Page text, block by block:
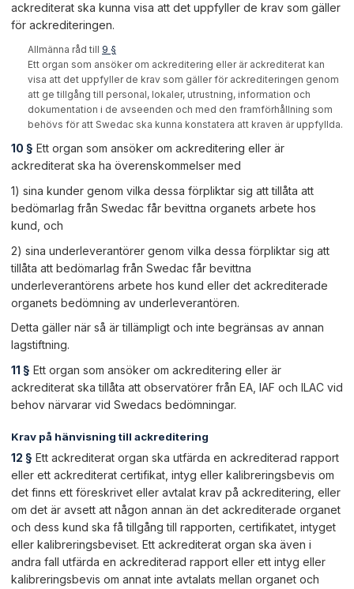
ackrediterat ska kunna visa att det uppfyller de krav som gäller
för ackrediteringen.
Allmänna råd till 9 §
Ett organ som ansöker om ackreditering eller är ackrediterat kan
visa att det uppfyller de krav som gäller för ackrediteringen genom
att ge tillgång till personal, lokaler, utrustning, information och
dokumentation i de avseenden och med den framförhållning som
behövs för att Swedac ska kunna konstatera att kraven är uppfyllda.
10 § Ett organ som ansöker om ackreditering eller är
ackrediterat ska ha överenskommelser med
1) sina kunder genom vilka dessa förpliktar sig att tillåta att
bedömarlag från Swedac får bevittna organets arbete hos
kund, och
2) sina underleverantörer genom vilka dessa förpliktar sig att
tillåta att bedömarlag från Swedac får bevittna
underleverantörens arbete hos kund eller det ackrediterade
organets bedömning av underleverantören.
Detta gäller när så är tillämpligt och inte begränsas av annan
lagstiftning.
11 § Ett organ som ansöker om ackreditering eller är
ackrediterat ska tillåta att observatörer från EA, IAF och ILAC vid
behov närvarar vid Swedacs bedömningar.
Krav på hänvisning till ackreditering
12 § Ett ackrediterat organ ska utfärda en ackrediterad rapport
eller ett ackrediterat certifikat, intyg eller kalibreringsbevis om
det finns ett föreskrivet eller avtalat krav på ackreditering, eller
om det är avsett att någon annan än det ackrediterade organet
och dess kund ska få tillgång till rapporten, certifikatet, intyget
eller kalibreringsbeviset. Ett ackrediterat organ ska även i
andra fall utfärda en ackrediterad rapport eller ett intyg eller
kalibreringsbevis om annat inte avtalats mellan organet och